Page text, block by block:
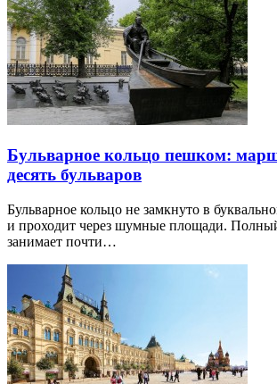
Бульварное кольцо пешком:
десять бульваров
Бульварное кольцо не замкнуто в
и проходит через шумные площади.
занимает почти…